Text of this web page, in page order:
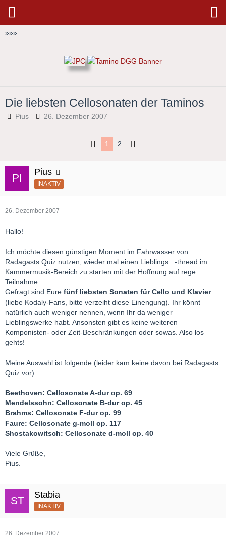
»»»
Die liebsten Cellosonaten der Taminos
Pius 26. Dezember 2007
1 2
Pius
INAKTIV
26. Dezember 2007
Hallo!
Ich möchte diesen günstigen Moment im Fahrwasser von
Radagasts Quiz nutzen, wieder mal einen Lieblings...-thread im
Kammermusik-Bereich zu starten mit der Hoffnung auf rege
Teilnahme.
Gefragt sind Eure fünf liebsten Sonaten für Cello und Klavier
(liebe Kodaly-Fans, bitte verzeiht diese Einengung). Ihr könnt
natürlich auch weniger nennen, wenn Ihr da weniger
Lieblingswerke habt. Ansonsten gibt es keine weiteren
Komponisten- oder Zeit-Beschränkungen oder sowas. Also los
gehts!
Meine Auswahl ist folgende (leider kam keine davon bei Radagasts
Quiz vor):
Beethoven: Cellosonate A-dur op. 69
Mendelssohn: Cellosonate B-dur op. 45
Brahms: Cellosonate F-dur op. 99
Faure: Cellosonate g-moll op. 117
Shostakowitsch: Cellosonate d-moll op. 40
Viele Grüße,
Pius.
Stabia
INAKTIV
26. Dezember 2007